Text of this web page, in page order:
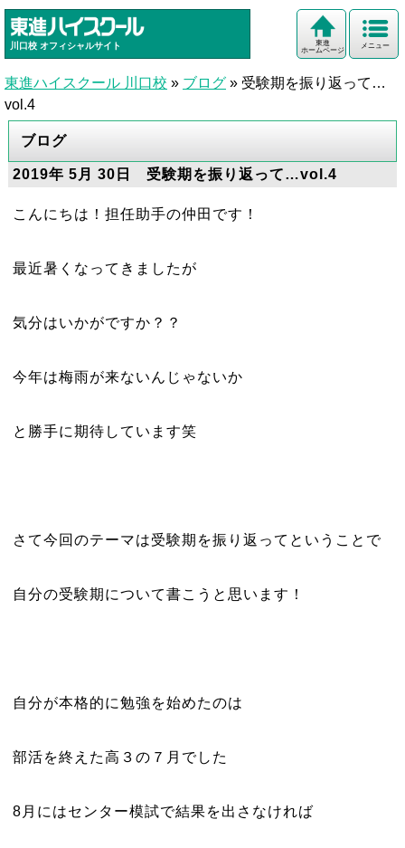
川口校 オフィシャルサイト メニュー
東進
ホームページ
東進ハイスクール 川口校 » ブログ » 受験期を振り返って…
vol.4
ブログ
2019年 5月 30日 受験期を振り返って…vol.4
こんにちは！担任助手の仲田です！
最近暑くなってきましたが
気分はいかがですか？？
今年は梅雨が来ないんじゃないか
と勝手に期待しています笑
さて今回のテーマは受験期を振り返ってということで
自分の受験期について書こうと思います！
自分が本格的に勉強を始めたのは
部活を終えた高３の７月でした
8月にはセンター模試で結果を出さなければ